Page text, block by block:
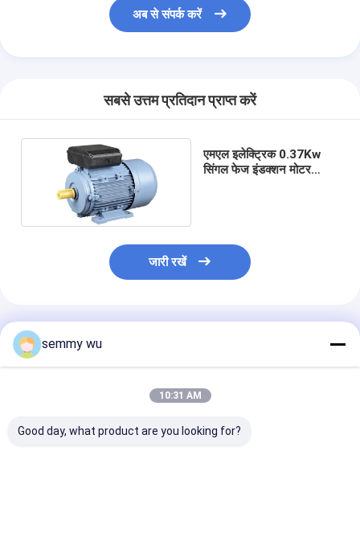
अब से संपर्क करें
सबसे उत्तम प्रतिदान प्राप्त करें
एमएल इलेक्ट्रिक 0.37Kw
सिंगल फेज इंडक्शन मोटर
जारी रखें
अनुशंसित उत्पाद
semmy wu
10:31 AM
Good day, what product are you looking for?